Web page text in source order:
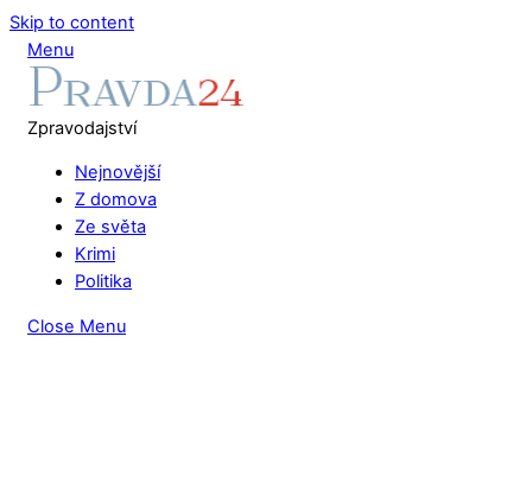
Skip to content
Menu
Zpravodajství
Nejnovější
Z domova
Ze světa
Krimi
Politika
Close Menu